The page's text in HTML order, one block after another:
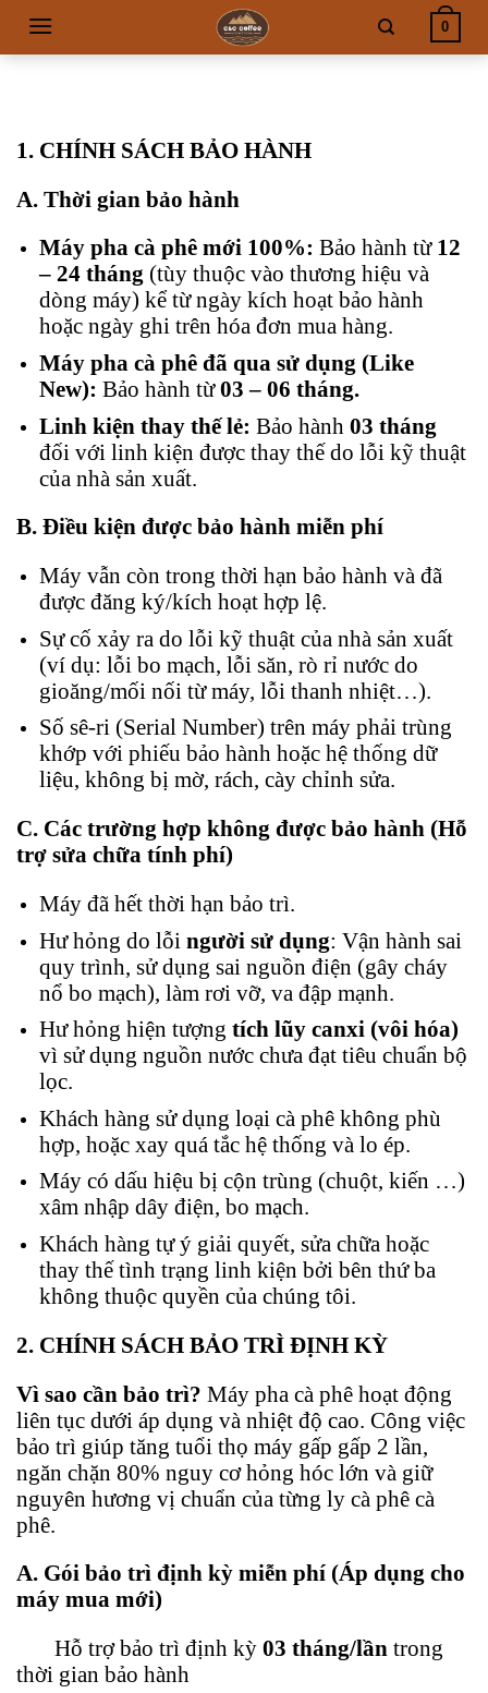
0
1. CHÍNH SÁCH BẢO HÀNH
A. Thời gian bảo hành
Máy pha cà phê mới 100%: Bảo hành từ 12
– 24 tháng (tùy thuộc vào thương hiệu và
dòng máy) kể từ ngày kích hoạt bảo hành
hoặc ngày ghi trên hóa đơn mua hàng.
Máy pha cà phê đã qua sử dụng (Like
New): Bảo hành từ03 – 06 tháng.
Linh kiện thay thế lẻ: Bảo hành 03 tháng
đối với linh kiện được thay thế do lỗi kỹ thuật
của nhà sản xuất.
B. Điều kiện được bảo hành miễn phí
Máy vẫn còn trong thời hạn bảo hành và đã
được đăng ký/kích hoạt hợp lệ.
Sự cố xảy ra do lỗi kỹ thuật của nhà sản xuất
(ví dụ: lỗi bo mạch, lỗi săn, rò rỉ nước do
gioăng/mối nối từ máy, lỗi thanh nhiệt…).
Số sê-ri (Serial Number) trên máy phải trùng
khớp với phiếu bảo hành hoặc hệ thống dữ
liệu, không bị mờ, rách, cày chỉnh sửa.
C. Các trường hợp không được bảo hành (Hỗ
trợ sửa chữa tính phí)
Máy đã hết thời hạn bảo trì.
Hư hỏng do lỗi người sử dụng: Vận hành sai
quy trình, sử dụng sai nguồn điện (gây cháy
nổ bo mạch), làm rơi vỡ, va đập mạnh.
Hư hỏng hiện tượng tích lũy canxi (vôi hóa)
vì sử dụng nguồn nước chưa đạt tiêu chuẩn bộ
lọc.
Khách hàng sử dụng loại cà phê không phù
hợp, hoặc xay quá tắc hệ thống và lo ép.
Máy có dấu hiệu bị cộn trùng (chuột, kiến ​​…)
xâm nhập dây điện, bo mạch.
Khách hàng tự ý giải quyết, sửa chữa hoặc
thay thế tình trạng linh kiện bởi bên thứ ba
không thuộc quyền của chúng tôi.
2. CHÍNH SÁCH BẢO TRÌ ĐỊNH KỲ
Vì sao cần bảo trì? Máy pha cà phê hoạt động
liên tục dưới áp dụng và nhiệt độ cao. Công việc
bảo trì giúp tăng tuổi thọ máy gấp gấp 2 lần,
ngăn chặn 80% nguy cơ hỏng hóc lớn và giữ
nguyên hương vị chuẩn của từng ly cà phê cà
phê.
A. Gói bảo trì định kỳ miễn phí (Áp dụng cho
máy mua mới)
Hỗ trợ bảo trì định kỳ 03 tháng/lần trong
thời gian bảo hành